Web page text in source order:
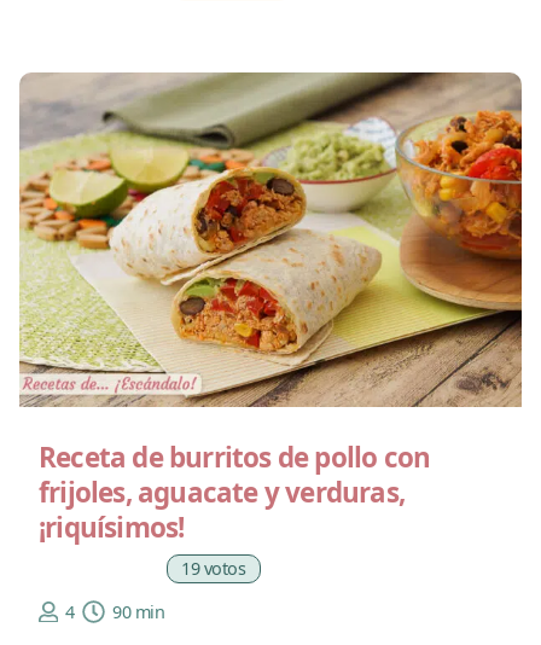
Receta de burritos de pollo con
frijoles, aguacate y verduras,
¡riquísimos!
19 votos
4
90 min